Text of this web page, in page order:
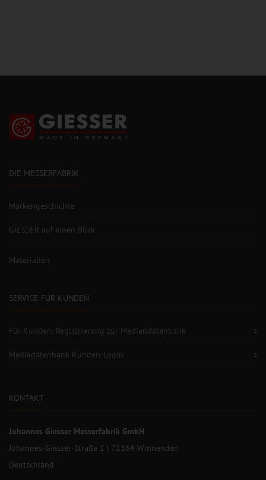
DIE MESSERFABRIK
Markengeschichte
GIESSER auf einen Blick
Materialien
SERVICE FÜR KUNDEN
Für Kunden: Registrierung zur Mediendatenbank
Mediadatenbank Kunden-Login
KONTAKT
Johannes Giesser Messerfabrik GmbH
Johannes-Giesser-Straße 1 | 71364 Winnenden
Deutschland